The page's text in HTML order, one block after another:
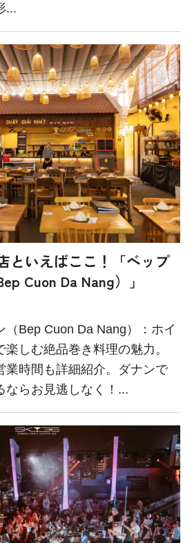
...
といえばここ！「ベップ
Cuon Da Nang）」
（Bep Cuon Da Nang）：ホイ
しむ絶品巻き料理の魅力。
業時間も詳細紹介。ダナンで
ならお見逃しなく！...